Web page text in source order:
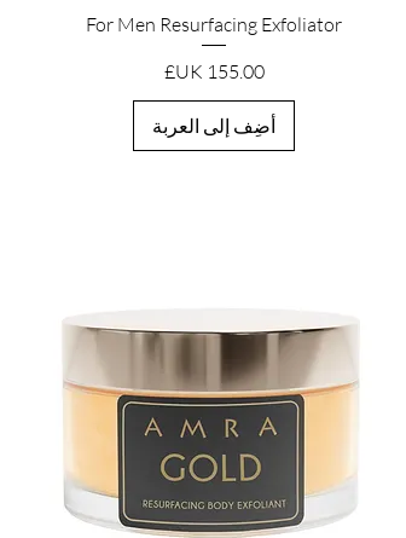
العرض السريع
For Men Resurfacing Exfoliator
السعر‏155.00 UK£
أضِف إلى العربة